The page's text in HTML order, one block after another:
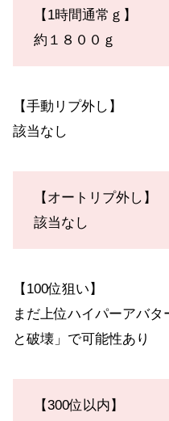
【1時間通常ｇ】
約１８００ｇ
【手動リプ外し】
該当なし
【オートリプ外し】
該当なし
【100位狙い】
まだ上位ハイパーアバ
と破壊」で可能性あり
【300位以内】